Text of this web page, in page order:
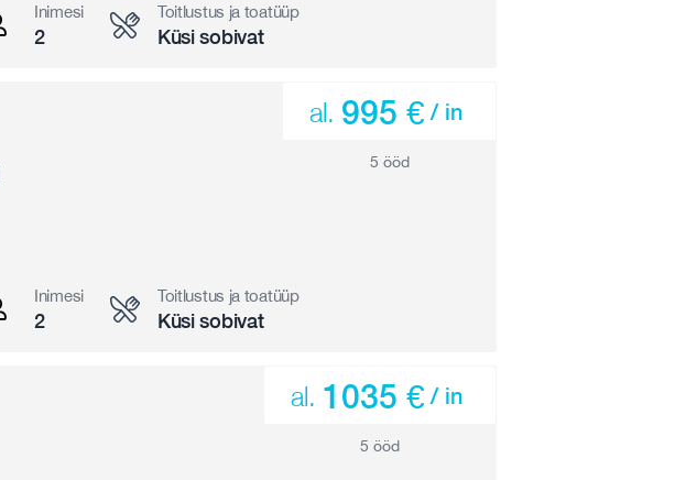
Inimesi
2
Toitlustus ja toatüüp
Küsi sobivat
al. 995 € / in
5 ööd
Inimesi
2
Toitlustus ja toatüüp
Küsi sobivat
al. 1035 € / in
5 ööd